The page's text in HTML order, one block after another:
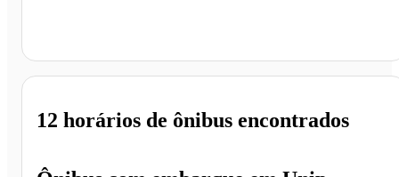
12 horários de ônibus encontrados